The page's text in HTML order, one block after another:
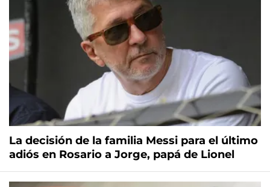
La decisión de la familia Messi para el último
adiós en Rosario a Jorge, papá de Lionel